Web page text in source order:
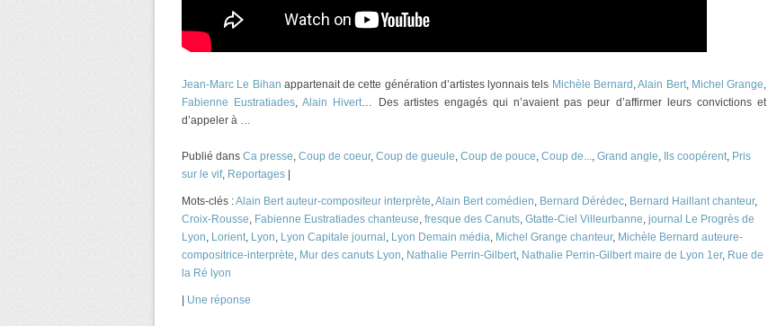
Jean-Marc Le Bihan appartenait de cette génération d’artistes lyonnais tels Michèle Bernard ,Alain Bert, Michel Grange,
Fabienne Eustratiades,Alain Hivert… Des artistes engagés qui n’avaient pas peur d’affirmer leurs convictions et
d’appeler à …
Publié dans Ca presse, Coup de coeur, Coup de gueule, Coup de pouce, Coup de..., Grand angle, Ils coopérent, Pris
sur le vif, Reportages
Mots-clés :Alain Bert auteur-compositeur interprète,Alain Bert comédien, Bernard Dérédec, Bernard Haillant chanteur,
Croix-Rousse, Fabienne Eustratiades chanteuse, fresque des Canuts, Gtatte-Ciel Villeurbanne, journal Le Progrès de
Lyon, Lorient, Lyon, Lyon Capitale journal , Lyon Demain média, Michel Grange chanteur, Michèle Bernard auteure-
compositrice-interprète, Mur des canuts Lyon, Nathalie Perrin-Gilbert, Nathalie Perrin-Gilbert maire de Lyon 1er, Rue de
la Ré lyon
Une réponse